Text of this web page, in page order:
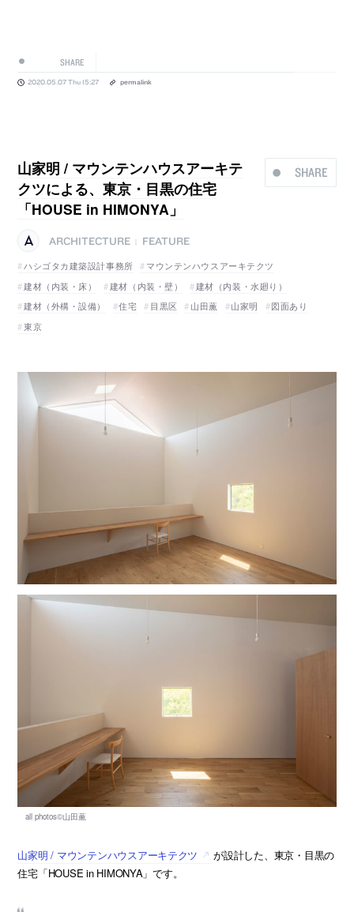
SHARE
2020.05.07 Thu 15:27 permalink
SHARE
山家明 / マウンテンハウスアーキテ
クツによる、東京・目黒の住宅
「HOUSE in HIMONYA」
ARCHITECTURE
FEATURE
ハシゴタカ建築設計事務所
マウンテンハウスアーキテクツ
建材（内装・床）
建材（内装・壁）
建材（内装・水廻り）
建材（外構・設備）
住宅 目黒区 山田薫 山家明
図面あり
東京
山家明 / マウンテンハウスアーキテクツ
が設計した、東京・目黒の
住宅「HOUSE in HIMONYA」です。